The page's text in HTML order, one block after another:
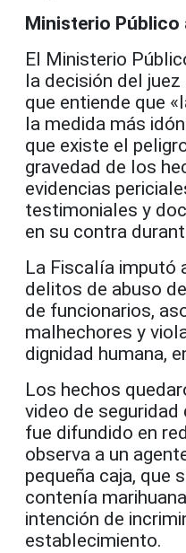
Ministerio Público
El Ministerio
la decisión del
que entiende que
la medida más
que existe el
gravedad de los
evidencias
testimoniales y
en su contra
La Fiscalía imputó
delitos de abuso
de funcionarios,
malhechores y
dignidad humana,
Los hechos
video de
fue difundido en
observa a un
pequeña caja, que
contenía
intención de
establecimiento.